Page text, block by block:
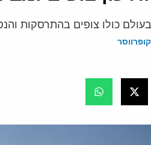
כולו צופים בהתרסקות